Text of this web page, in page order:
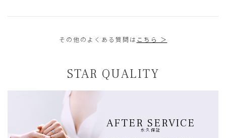
その他のよくある質問は こちら ＞
STAR QUALITY
AFTER SERVICE
永久保証